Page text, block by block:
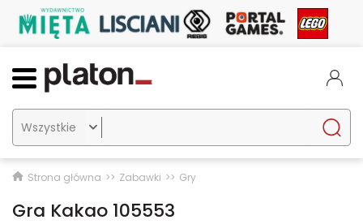

Strona główna Zabawki Gry
Gra Kakao 105553